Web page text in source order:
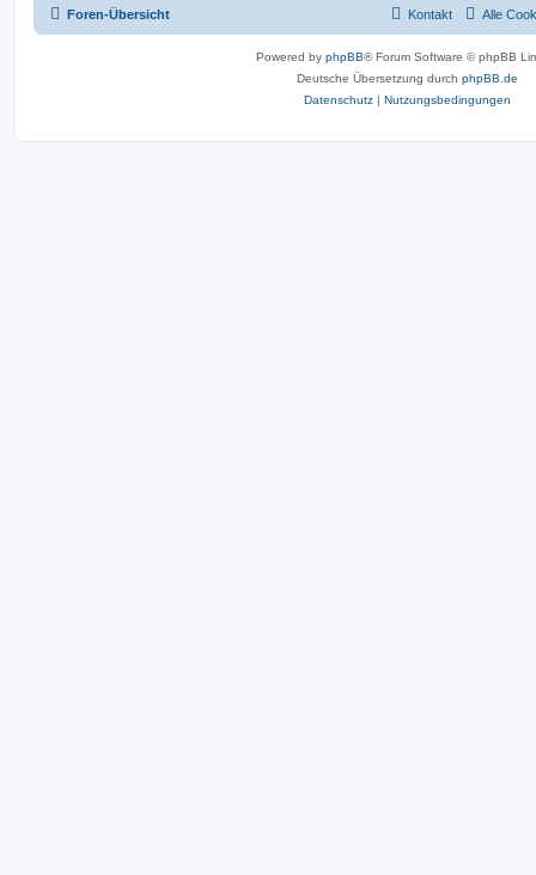
Foren-Übersicht Alle
Kontakt
Powered by phpBB® Forum Software © phpBB
Deutsche Übersetzung durch phpBB.de
Datenschutz
Nutzungsbedingungen